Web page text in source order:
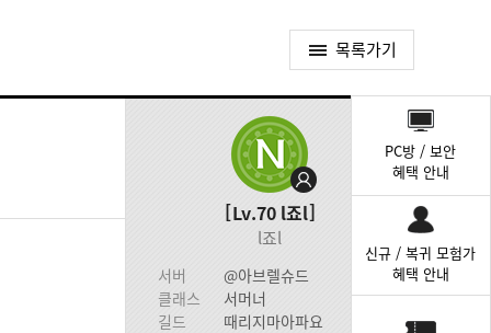
목록가기
Lv.70 l죠l
l죠l
서버
@아브렐슈드
클래스
서머너
길드
때리지마아파요
PC방 / 보안
혜택 안내
신규 / 복귀 모험가
혜택 안내